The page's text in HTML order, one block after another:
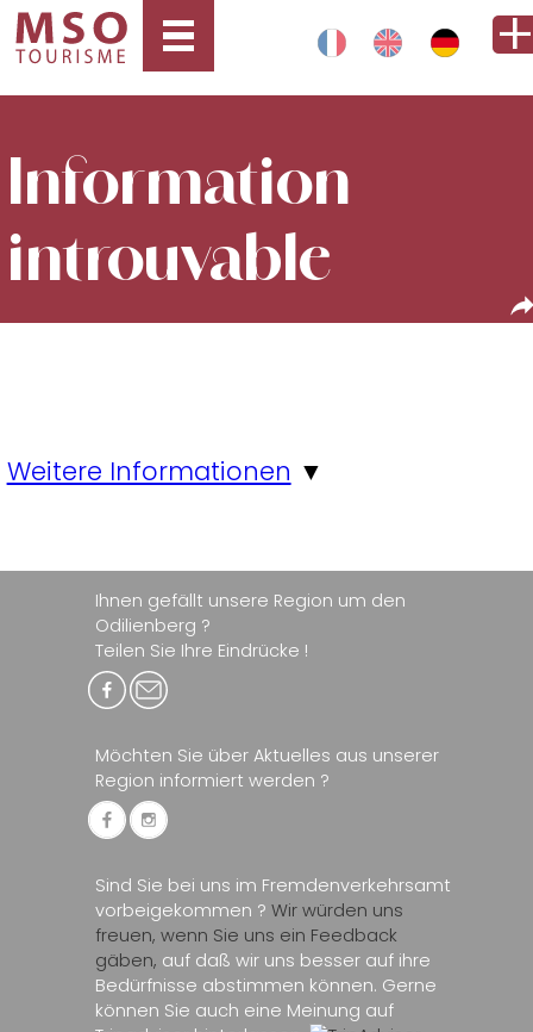
Information
introuvable
Weitere Informationen ▼
Ihnen gefällt unsere Region um den
Odilienberg ?
Teilen Sie Ihre Eindrücke !
Möchten Sie über Aktuelles aus unserer
Region informiert werden ?
Sind Sie bei uns im Fremdenverkehrsamt
vorbeigekommen ? Wir würden uns
freuen, wenn Sie uns ein Feedback
gäben, auf daß wir uns besser auf ihre
Bedürfnisse abstimmen können. Gerne
können Sie auch eine Meinung auf